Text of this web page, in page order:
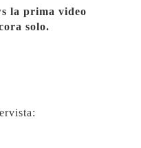
la prima video
solo.